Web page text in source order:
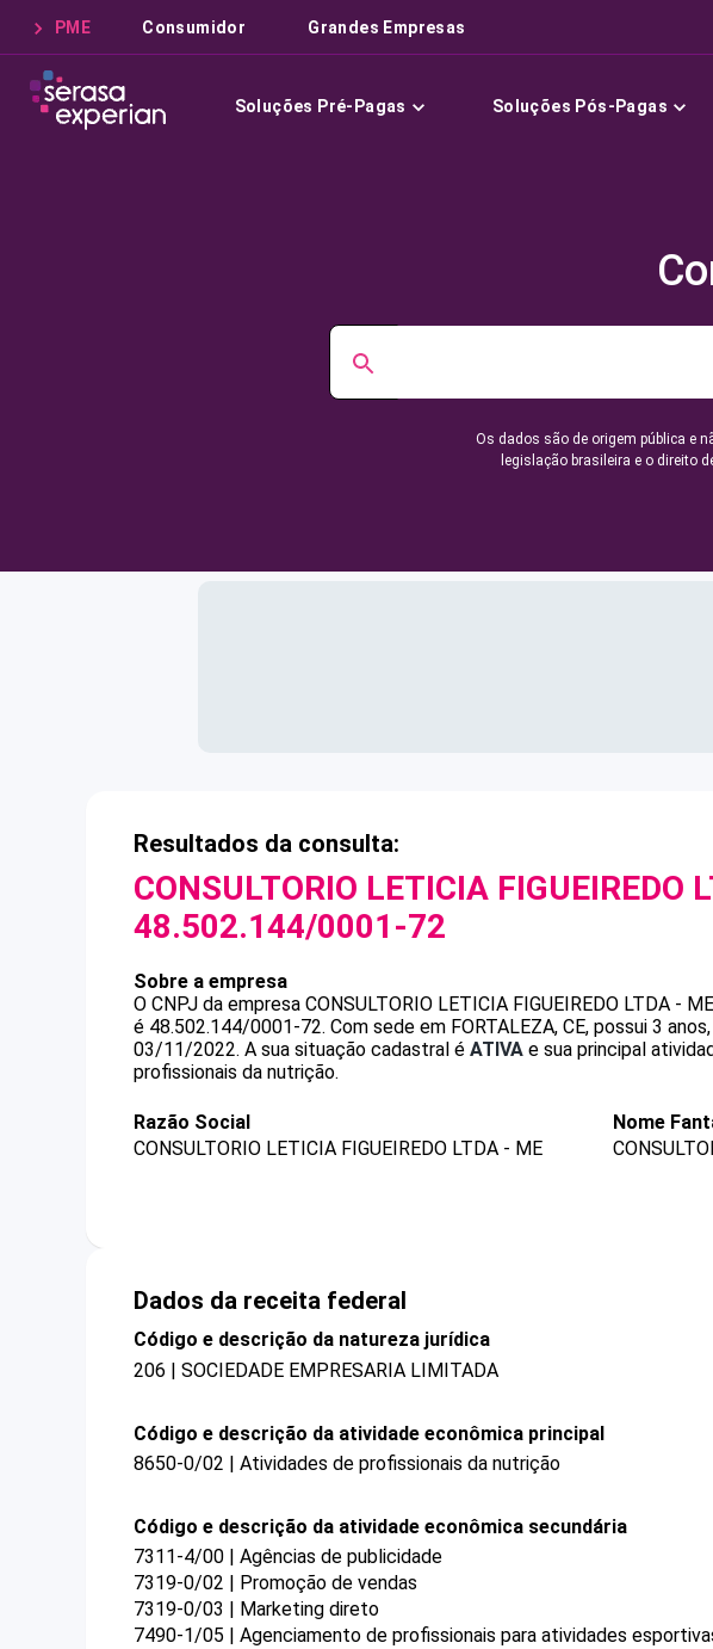
PME Consumidor Grandes Empresas
Soluções Pré-Pagas Soluções Pós-Pagas
Os dados são de origem pública e
legislação brasileira e o direito
Resultados da consulta:
CONSULTORIO LETICIA FIGUEIREDO
48.502.144/0001-72
Sobre a empresa
O CNPJ da empresa CONSULTORIO LETICIA FIGUEIREDO LTDA - ME
é 48.502.144/0001-72. Com sede em FORTALEZA, CE, possui 3
03/11/2022. A sua situação cadastral é ATIVA e sua principal
profissionais da nutrição.
Razão Social
CONSULTORIO LETICIA FIGUEIREDO LTDA - ME
Nome
Dados da receita federal
Código e descrição da natureza jurídica
206 | SOCIEDADE EMPRESARIA LIMITADA
Código e descrição da atividade econômica principal
8650-0/02 | Atividades de profissionais da nutrição
Código e descrição da atividade econômica secundária
7311-4/00 | Agências de publicidade
7319-0/02 | Promoção de vendas
7319-0/03 | Marketing direto
7490-1/05 | Agenciamento de profissionais para atividades